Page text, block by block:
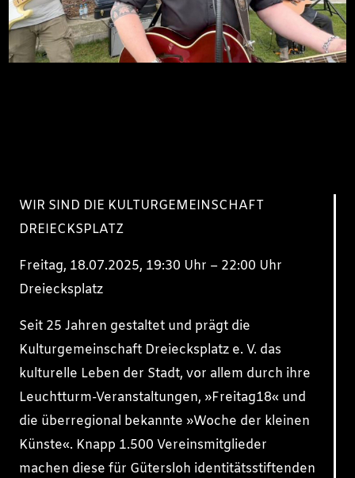
WIR SIND DIE KULTURGEMEINSCHAFT
DREIECKSPLATZ
Freitag, 18.07.2025, 19:30 Uhr – 22:00 Uhr
Dreiecksplatz
Seit 25 Jahren gestaltet und prägt die
Kulturgemeinschaft Dreiecksplatz e. V. das
kulturelle Leben der Stadt, vor allem durch ihre
Leuchtturm-Veranstaltungen, »Freitag18« und
die überregional bekannte »Woche der kleinen
Künste«. Knapp 1.500 Vereinsmitglieder
machen diese für Gütersloh identitätsstiftenden